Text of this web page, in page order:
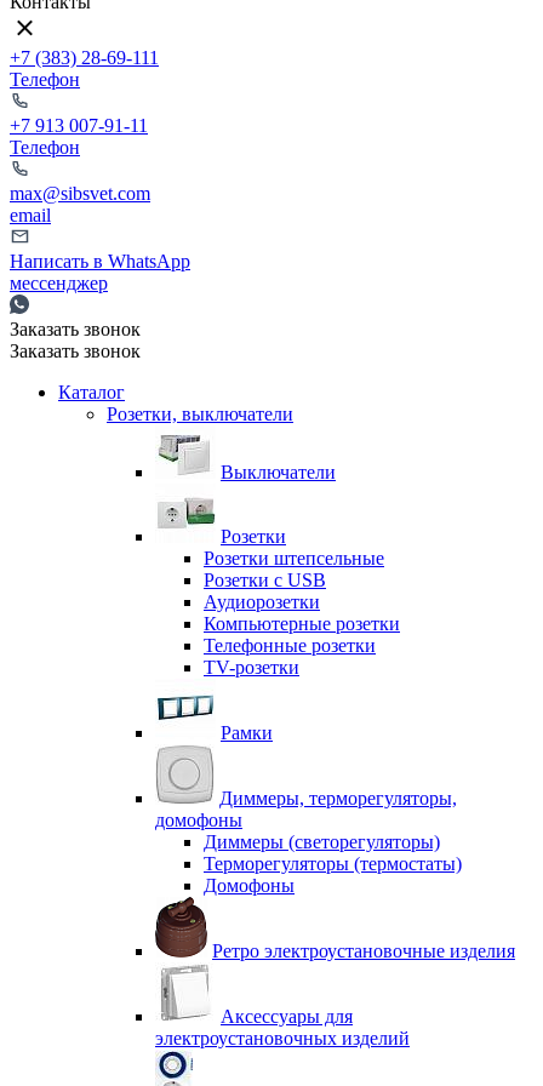
+7 (383) 28-69-111
Телефон
+7 913 007-91-11
Телефон
max@sibsvet.com
email
Написать в WhatsApp
мессенджер
Заказать звонок
Заказать звонок
Каталог
Розетки, выключатели
Выключатели
Розетки
Розетки штепсельные
Розетки с USB
Аудиорозетки
Компьютерные розетки
Телефонные розетки
TV-розетки
Рамки
Диммеры, терморегуляторы,
домофоны
Диммеры (светорегуляторы)
Терморегуляторы (термостаты)
Домофоны
Ретро электроустановочные изделия
Аксессуары для
электроустановочных изделий